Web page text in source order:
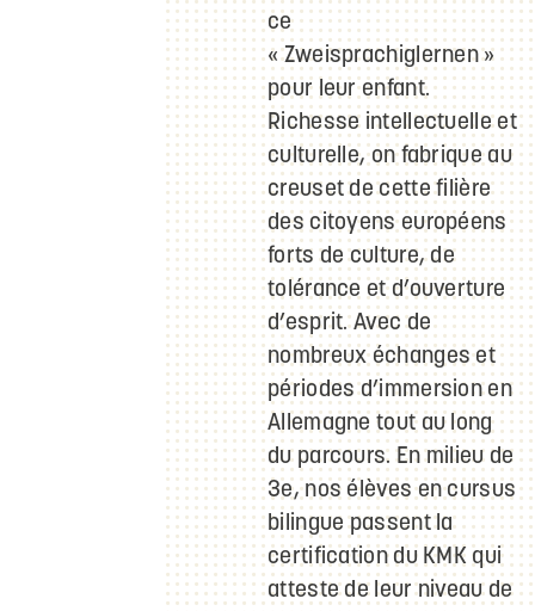
ce
« Zweisprachiglernen »
pour leur enfant.
Richesse intellectuelle et
culturelle, on fabrique au
creuset de cette filière
des citoyens européens
forts de culture, de
tolérance et d’ouverture
d’esprit. Avec de
nombreux échanges et
périodes d’immersion en
Allemagne tout au long
du parcours. En milieu de
3e, nos élèves en cursus
bilingue passent la
certification du KMK qui
atteste de leur niveau de